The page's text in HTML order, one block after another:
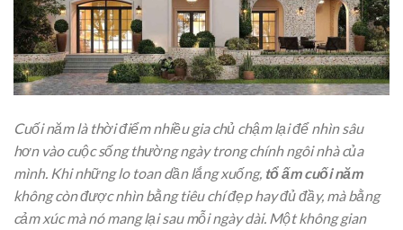
Cuối năm là thời điểm nhiều gia chủ chậm lại để nhìn sâu
hơn vào cuộc sống thường ngày trong chính ngôi nhà của
mình. Khi những lo toan dần lắng xuống, tổ ấm cuối năm
không còn được nhìn bằng tiêu chí đẹp hay đủ đầy, mà bằng
cảm xúc mà nó mang lại sau mỗi ngày dài. Một không gian